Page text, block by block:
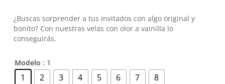
¿Buscas sorprender a tus invitados con algo original y
bonito? Con nuestras velas con olor a vainilla lo
conseguirás.
Modelo : 1
1 2 3 4 5 6 7 8